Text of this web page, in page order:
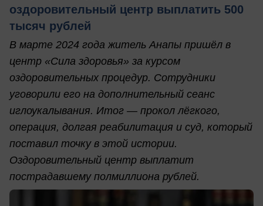
оздоровительный центр выплатить 500
тысяч рублей
В марте 2024 года житель Анапы пришёл в
центр «Сила здоровья» за курсом
оздоровительных процедур. Сотрудники
уговорили его на дополнительный сеанс
иглоукалывания. Итог — прокол лёгкого,
операция, долгая реабилитация и суд, который
поставил точку в этой истории.
Оздоровительный центр выплатит
пострадавшему полмиллиона рублей.